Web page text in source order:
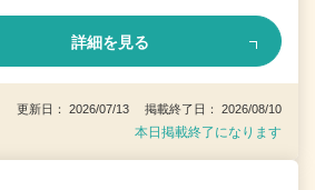
詳細を見る
更新日： 2026/07/13 掲載終了日： 2026/08/10
本日掲載終了になります